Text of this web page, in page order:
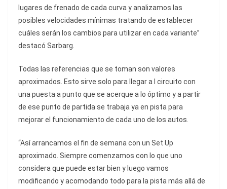
lugares de frenado de cada curva y analizamos las
posibles velocidades mínimas tratando de establecer
cuáles serán los cambios para utilizar en cada variante”
destacó Sarbarg.
Todas las referencias que se toman son valores
aproximados. Esto sirve solo para llegar a l circuito con
una puesta a punto que se acerque a lo óptimo y a partir
de ese punto de partida se trabaja ya en pista para
mejorar el funcionamiento de cada uno de los autos.
“Así arrancamos el fin de semana con un Set Up
aproximado. Siempre comenzamos con lo que uno
considera que puede estar bien y luego vamos
modificando y acomodando todo para la pista más allá de